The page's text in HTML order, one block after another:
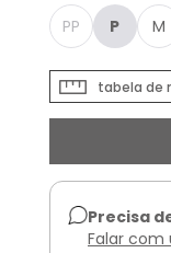
PP P M
tabela de
Precisa
Falar com